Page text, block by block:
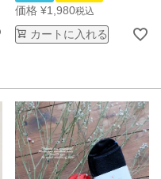
価格 ¥1,980税込
カートに入れる